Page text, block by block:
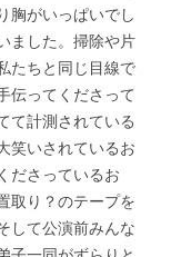
胸がいっぱいでし
ました。掃除や片
たちと同じ目線で
伝ってくださって
て計測されている
笑いされているお
ださっているお
取り？のテープを
して公演前みんな